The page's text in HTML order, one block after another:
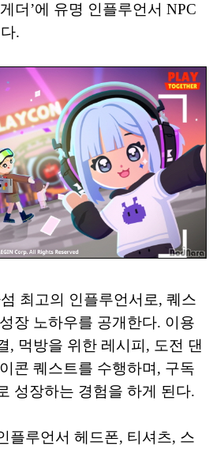
더’에 유명 인플루언서 NPC
.
최고의 인플루언서로, 퀘스
장 노하우를 공개한다. 이용
, 먹방을 위한 레시피, 도전 댄
콘 퀘스트를 수행하며, 구독
성장하는 경험을 하게 된다.
플루언서 헤드폰, 티셔츠, 스